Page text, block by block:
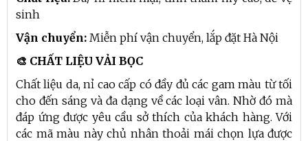
sinh
Vận chuyển: Miễn phí vận chuyển, lắp đặt Hà Nội
🎨 CHẤT LIỆU VẢI BỌC
Chất liệu da, nỉ cao cấp có đầy đủ các gam màu từ tối
cho đến sáng và đa dạng về các loại vân. Nhờ đó mà
đáp ứng được yêu cầu sở thích của khách hàng. Với
các mã màu này chủ nhân thoải mái chọn lựa được